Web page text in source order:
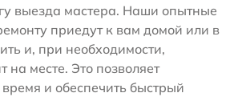
выезда мастера. Наши опытные
приедут к вам домой или в
и, при необходимости,
на месте. Это позволяет
и обеспечить быстрый